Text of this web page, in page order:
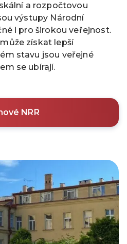
a rozpočtovou
výstupy Národní
i pro širokou veřejnost.
získat lepší
stavu jsou veřejné
se ubírají.
NRR